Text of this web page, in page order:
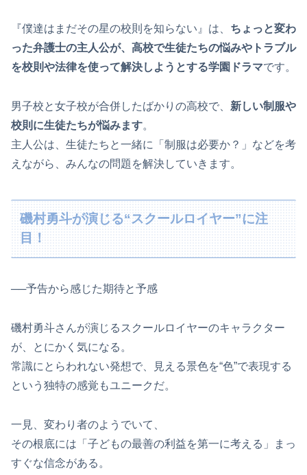
『僕達はまだその星の校則を知らない』は、 ちょっと変わ
った弁護士の主人公が、高校で生徒たちの悩みやトラブル
を校則や法律を使って解決しようとする学園ドラマです。
男子校と女子校が合併したばかりの高校で、 新しい制服や
校則に生徒たちが悩みます。
主人公は、生徒たちと一緒に「制服は必要か？」などを考
えながら、みんなの問題を解決していきます。
磯村勇斗が演じる“スクールロイヤー”に注
目！
──予告から感じた期待と予感
磯村勇斗さんが演じるスクールロイヤーのキャラクター
が、とにかく気になる。
常識にとらわれない発想で、見える景色を“色”で表現する
という独特の感覚もユニークだ。
一見、変わり者のようでいて、
その根底には「子どもの最善の利益を第一に考える」まっ
すぐな信念がある。